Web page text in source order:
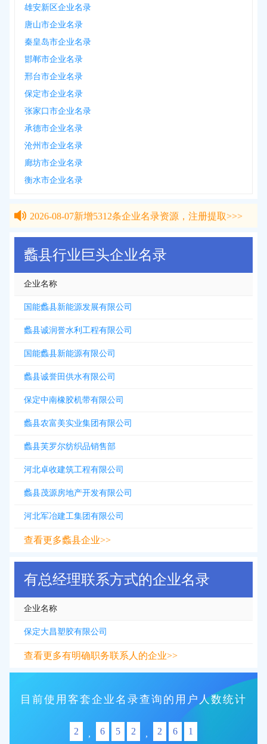
雄安新区企业名录
唐山市企业名录
秦皇岛市企业名录
邯郸市企业名录
邢台市企业名录
保定市企业名录
张家口市企业名录
承德市企业名录
沧州市企业名录
廊坊市企业名录
衡水市企业名录
蠡县行业巨头企业名录
企业名称
国能蠡县新能源发展有限公司
蠡县诚润誉水利工程有限公司
国能蠡县新能源有限公司
蠡县诚誉田供水有限公司
保定中南橡胶机带有限公司
蠡县农富美实业集团有限公司
蠡县芙罗尔纺织品销售部
河北卓收建筑工程有限公司
蠡县茂源房地产开发有限公司
河北军冶建工集团有限公司
查看更多蠡县企业>>
有总经理联系方式的企业名录
企业名称
保定大昌塑胶有限公司
查看更多有明确职务联系人的企业>>
目前使用客套企业名录查询的用户人数统计
2 , 6 5 2 , 2 6 1